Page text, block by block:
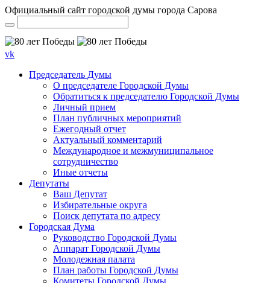
Официальный сайт городской думы города Сарова
vk
Председатель Думы
О председателе Городской Думы
Обратиться к председателю Городской Думы
Личный прием
План публичных мероприятий
Ежегодный отчет
Актуальный комментарий
Международное и межмуниципальное
сотрудничество
Иные отчеты
Депутаты
Ваш Депутат
Избирательные округа
Поиск депутата по адресу
Городская Дума
Руководство Городской Думы
Аппарат Городской Думы
Молодежная палата
План работы Городской Думы
Комитеты Городской Думы